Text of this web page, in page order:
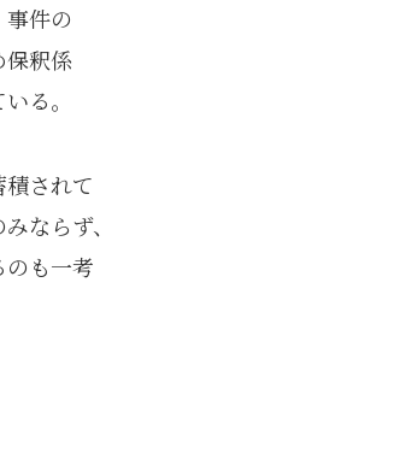
件の
保釈係
る。
されて
ならず、
も一考